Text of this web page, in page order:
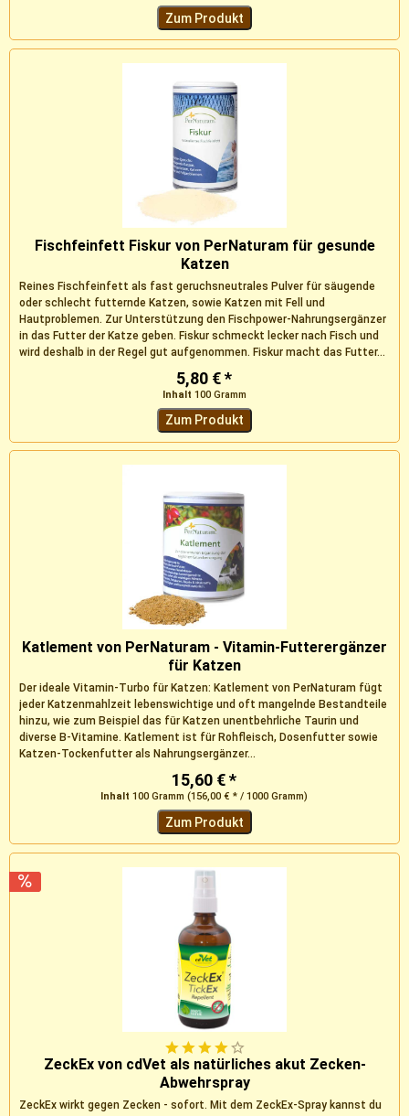
Zum Produkt
Fischfeinfett Fiskur von PerNaturam für gesunde
Katzen
Reines Fischfeinfett als fast geruchsneutrales Pulver für säugende
oder schlecht futternde Katzen, sowie Katzen mit Fell und
Hautproblemen. Zur Unterstützung den Fischpower-Nahrungsergänzer
in das Futter der Katze geben. Fiskur schmeckt lecker nach Fisch und
wird deshalb in der Regel gut aufgenommen. Fiskur macht das Futter...
5,80 € *
Inhalt 100 Gramm
Zum Produkt
Katlement von PerNaturam - Vitamin-Futterergänzer
für Katzen
Der ideale Vitamin-Turbo für Katzen: Katlement von PerNaturam fügt
jeder Katzenmahlzeit lebenswichtige und oft mangelnde Bestandteile
hinzu, wie zum Beispiel das für Katzen unentbehrliche Taurin und
diverse B-Vitamine. Katlement ist für Rohfleisch, Dosenfutter sowie
Katzen-Tockenfutter als Nahrungsergänzer...
15,60 € *
Inhalt100 Gramm(156,00 € * / 1000 Gramm)
Zum Produkt
ZeckEx von cdVet als natürliches akut Zecken-
Abwehrspray
ZeckEx wirkt gegen Zecken - sofort. Mit dem ZeckEx-Spray kannst du